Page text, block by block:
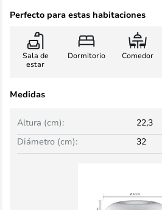
Perfecto para estas habitaciones
Sala de
estar
Dormitorio Comedor
Medidas
Altura (cm):
22,3
Diámetro (cm):
32